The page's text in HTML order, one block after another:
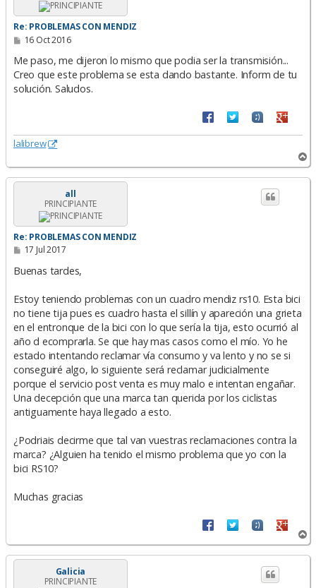
Re: PROBLEMAS CON MENDIZ
M
n
a
j
16 Oct 2016
Me paso, me dijeron lo mismo que podia ser la transmisión...
Creo que este problema se esta dando bastante. Inform de tu
solución. Saludos.
lalibrew
r
r
all
PRINCIPIANTE
Re: PROBLEMAS CON MENDIZ
M
n
j
e
17 Jul 2017
Buenas tardes,
Estoy teniendo problemas con un cuadro mendiz rs10. Esta bici
no tiene tija pues es cuadro hasta el sillín y apareción una grieta
en el entronque de la bici con lo que sería la tija, esto ocurrió al
año d ecomprarla. Se que hay mas casos como el mío. Yo he
estado intentando reclamar vía consumo y va lento y no se si
conseguiré algo, lo siguiente será reclamar judicialmente
porque el servicio post venta es muy malo e intentan engañar.
Una decepción que una marca tan querida por los ciclistas
antiguamente haya llegado a esto.
¿Podriais decirme que tal van vuestras reclamaciones contra la
marca? ¿Alguien ha tenido el mismo problema que yo con la
bici RS10?
Muchas gracias
r
r
Galicia
PRINCIPIANTE